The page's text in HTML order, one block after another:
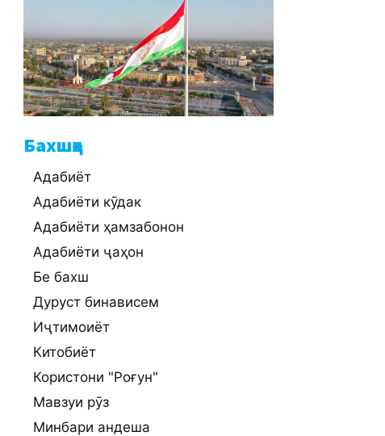
Бахшҳо
Адабиёт
Адабиёти кӯдак
Адабиёти ҳамзабонон
Адабиёти ҷаҳон
Бе бахш
Дуруст бинависем
Иҷтимоиёт
Китобиёт
Користони "Роғун"
Мавзуи рӯз
Минбари андеша